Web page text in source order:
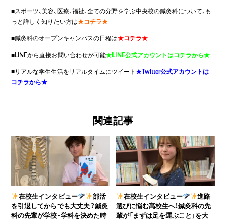
■スポーツ、美容、医療、福祉、全ての分野を学ぶ中央校の鍼灸科について、も
っと詳しく知りたい方は★コチラ★
■鍼灸科のオープンキャンパスの日程は★コチラ★
■LINEから直接お問い合わせが可能★LINE公式アカウントはコチラから★
■リアルな学生生活をリアルタイムにツイート★Twitter公式アカウントは
コチラから★
関連記事
在校生インタビュー
部活
を引退してからでも大丈夫？鍼灸
科の先輩が学校・学科を決めた時
在校生インタビュー
進路
選びに悩む高校生へ！鍼灸科の先
輩が「まずは足を運ぶこと」を大